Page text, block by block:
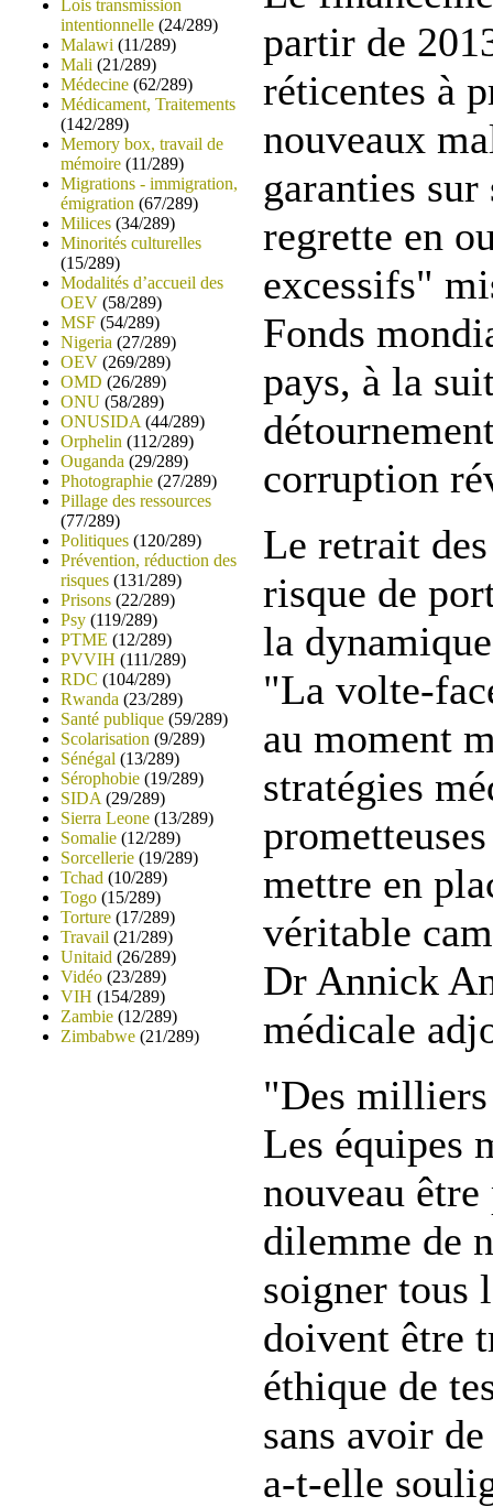
Lois transmission
intentionnelle (24/289)
Malawi (11/289)
Mali (21/289)
Médecine (62/289)
Médicament, Traitements
(142/289)
Memory box, travail de
mémoire (11/289)
Migrations - immigration,
émigration (67/289)
Milices (34/289)
Minorités culturelles
(15/289)
Modalités d’accueil des
OEV (58/289)
MSF (54/289)
Nigeria (27/289)
OEV (269/289)
OMD (26/289)
ONU (58/289)
ONUSIDA (44/289)
Orphelin (112/289)
Ouganda (29/289)
Photographie (27/289)
Pillage des ressources
(77/289)
Politiques (120/289)
Prévention, réduction des
risques (131/289)
Prisons (22/289)
Psy (119/289)
PTME (12/289)
PVVIH (111/289)
RDC (104/289)
Rwanda (23/289)
Santé publique (59/289)
Scolarisation (9/289)
Sénégal (13/289)
Sérophobie (19/289)
SIDA (29/289)
Sierra Leone (13/289)
Somalie (12/289)
Sorcellerie (19/289)
Tchad (10/289)
Togo (15/289)
Torture (17/289)
Travail (21/289)
Unitaid (26/289)
Vidéo (23/289)
VIH (154/289)
Zambie (12/289)
Zimbabwe (21/289)
partir de
réticentes à
nouveaux
garanties
regrette en
excessifs"
Fonds
pays, à la
corruption
Le retrait
risque de
la
"La volte-
au moment
stratégies
mettre en
véritable
Dr Annick
médicale
"Des milliers
Les équipes
nouveau
dilemme de
soigner tous
doivent être
éthique de
sans avoir
a-t-elle